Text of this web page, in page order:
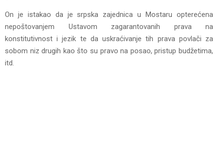
On je istakao da je srpska zajednica u Mostaru opterećena
nepoštovanjem Ustavom zagarantovanih prava na
konstitutivnost i jezik te da uskraćivanje tih prava povlači za
sobom niz drugih kao što su pravo na posao, pristup budžetima,
itd.